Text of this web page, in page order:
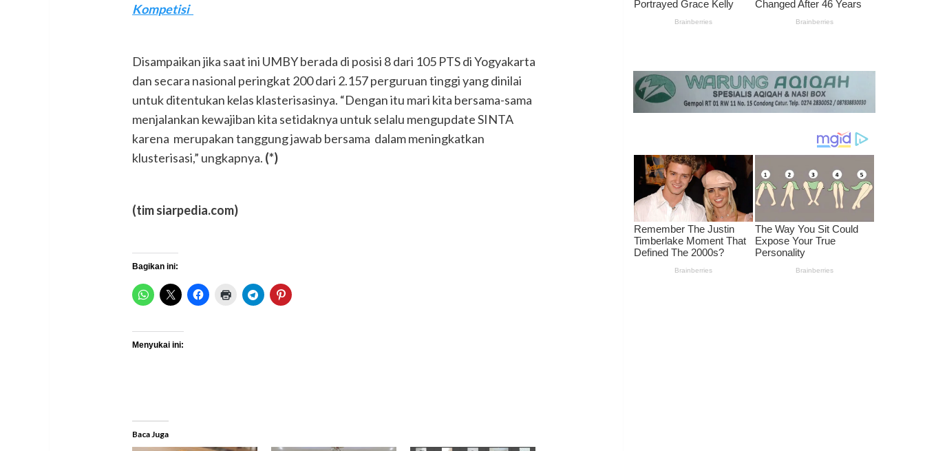
Kompetisi
Disampaikan jika saat ini UMBY berada di posisi 8 dari 105 PTS di Yogyakarta
dan secara nasional peringkat 200 dari 2.157 perguruan tinggi yang dinilai
untuk ditentukan kelas klasterisasinya. “Dengan itu mari kita bersama-sama
menjalankan kewajiban kita setidaknya untuk selalu mengupdate SINTA
karena merupakan tanggung jawab bersama dalam meningkatkan
klusterisasi,” ungkapnya. (*)
(tim siarpedia.com)
Bagikan ini:
Menyukai ini:
Baca Juga